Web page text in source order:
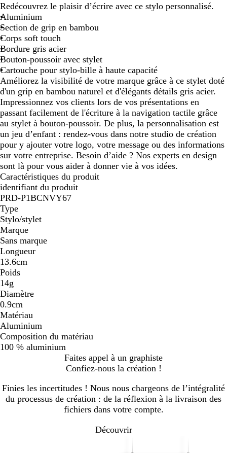
r
t
e
u
c
a
n
a
r
d
i
s
a
c
i
e
r
e
u
m
a
r
i
n
e
u
g
e
b
r
i
q
u
e
Redécouvrez le plaisir d’écrire avec ce stylo personnalisé.
Aluminium
Section de grip en bambou
Corps soft touch
Bordure gris acier
Bouton-poussoir avec stylet
Cartouche pour stylo-bille à haute capacité
Améliorez la visibilité de votre marque grâce à ce stylet doté
d'un grip en bambou naturel et d'élégants détails gris acier.
Impressionnez vos clients lors de vos présentations en
passant facilement de l'écriture à la navigation tactile grâce
au stylet à bouton-poussoir. De plus, la personnalisation est
un jeu d’enfant : rendez-vous dans notre studio de création
pour y ajouter votre logo, votre message ou des informations
sur votre entreprise. Besoin d’aide ? Nos experts en design
sont là pour vous aider à donner vie à vos idées.
Caractéristiques du produit
identifiant du produit
PRD-P1BCNVY67
Type
Stylo/stylet
Marque
Sans marque
Longueur
13.6cm
Poids
14g
Diamètre
0.9cm
Matériau
Aluminium
Composition du matériau
100 % aluminium
Faites appel à un graphiste
Confiez-nous la création !
Finies les incertitudes ! Nous nous chargeons de l’intégralité
du processus de création : de la réflexion à la livraison des
fichiers dans votre compte.
Découvrir